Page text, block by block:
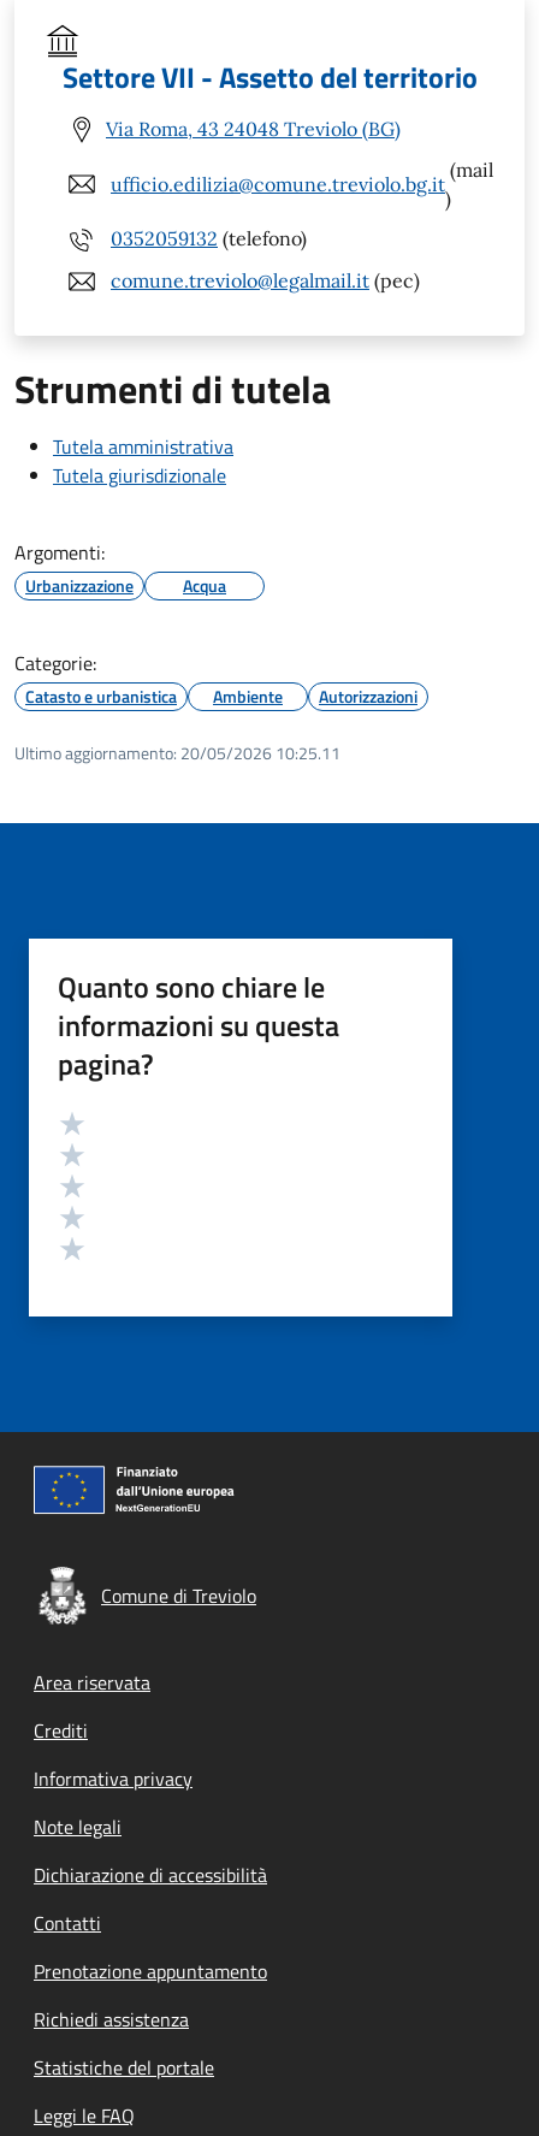
Settore VII - Assetto del territorio
Via Roma, 43 24048 Treviolo (BG)
ufficio.edilizia@comune.treviolo.bg.it
(mail
)
0352059132 (telefono)
comune.treviolo@legalmail.it (pec)
Strumenti di tutela
Tutela amministrativa
Tutela giurisdizionale
Argomenti:
Urbanizzazione Acqua
Categorie:
Catasto e urbanistica Ambiente Autorizzazioni
Ultimo aggiornamento: 20/05/2026 10:25.11
Quanto sono chiare le
informazioni su questa
pagina?
Valutazione
Comune di Treviolo
Footer menu
Area riservata
Crediti
Informativa privacy
Note legali
Dichiarazione di accessibilità
Contatti
Prenotazione appuntamento
Richiedi assistenza
Statistiche del portale
Leggi le FAQ